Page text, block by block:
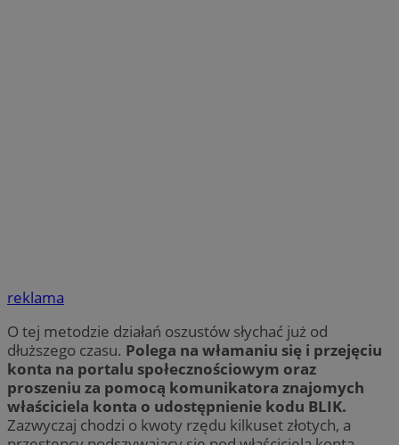
reklama
O tej metodzie działań oszustów słychać już od
dłuższego czasu. Polega na włamaniu się i przejęciu
konta na portalu społecznościowym oraz
proszeniu za pomocą komunikatora znajomych
właściciela konta o udostępnienie kodu BLIK.
Zazwyczaj chodzi o kwoty rzędu kilkuset złotych, a